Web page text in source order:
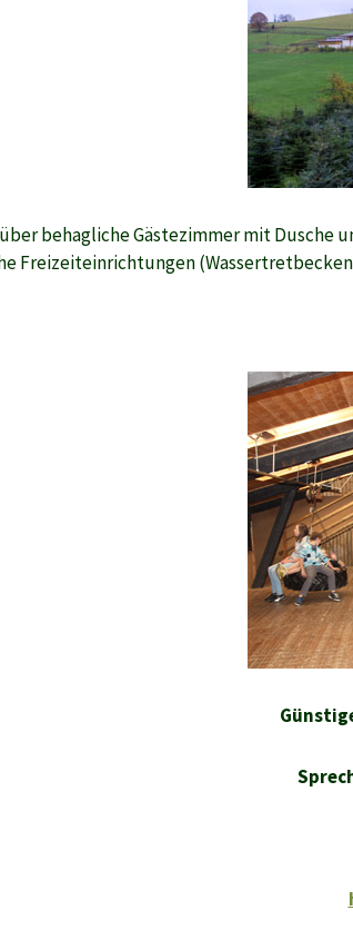
behagliche Gästezimmer mit Dusche
Freizeiteinrichtungen